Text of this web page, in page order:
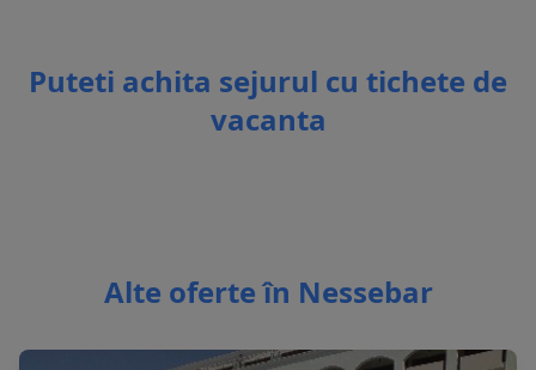
Puteti achita sejurul cu tichete de
vacanta
Alte oferte în Nessebar